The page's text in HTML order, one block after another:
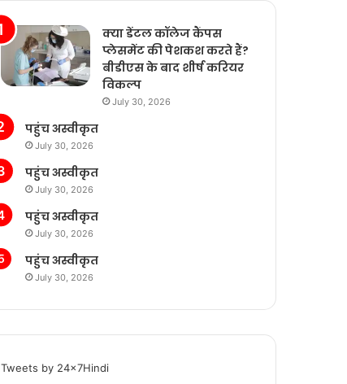
क्या डेंटल कॉलेज कैंपस
प्लेसमेंट की पेशकश करते हैं?
बीडीएस के बाद शीर्ष करियर
विकल्प
July 30, 2026
पहुंच अस्वीकृत
July 30, 2026
पहुंच अस्वीकृत
July 30, 2026
पहुंच अस्वीकृत
July 30, 2026
पहुंच अस्वीकृत
July 30, 2026
Tweets by 24x7Hindi